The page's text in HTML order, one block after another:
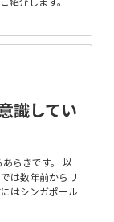
識してい
らきです。 以
は数年前からリ
はシンガポール